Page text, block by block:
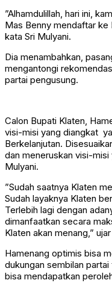
”Alhamdulillah, hari ini,
Mas Benny mendaftar ke
kata Sri Mulyani.
Dia menambahkan,
mengantongi
partai pengusung.
Calon Bupati Klaten,
visi-misi yang diangkat
Berkelanjutan.
dan meneruskan visi-misi
Mulyani.
”Sudah saatnya Klaten
Sudah layaknya Klaten
Terlebih lagi dengan
dimanfaatkan secara
Klaten akan menang,”
Hamenang optimis bisa
dukungan sembilan
bisa mendapatkan